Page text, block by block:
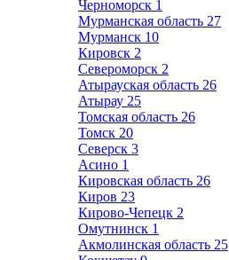
Черноморск 1
Мурманская область 27
Мурманск 10
Кировск 2
Североморск 2
Атырауская область 26
Атырау 25
Томская область 26
Томск 20
Северск 3
Асино 1
Кировская область 26
Киров 23
Кирово-Чепецк 2
Омутнинск 1
Акмолинская область 25